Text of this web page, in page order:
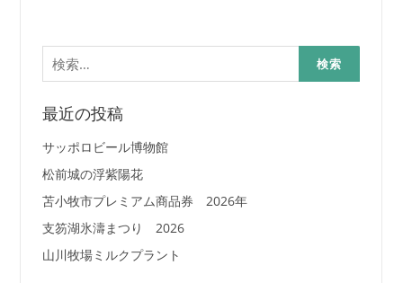
検
索:
最近の投稿
サッポロビール博物館
松前城の浮紫陽花
苫小牧市プレミアム商品券 2026年
支笏湖氷濤まつり 2026
山川牧場ミルクプラント